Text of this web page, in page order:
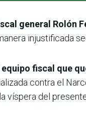
general Rolón
injustificada
fiscal que
contra el
víspera del